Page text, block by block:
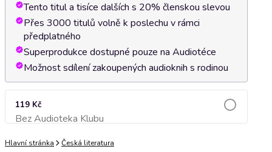
Tento titul a tisíce dalších s 20% členskou slevou
Přes 3000 titulů volně k poslechu v rámci
předplatného
Superprodukce dostupné pouze na Audiotéce
Možnost sdílení zakoupených audioknih s rodinou
119 Kč
Bez Audioteka KlubuPřidat do košíku
Hlavní stránka Česká literatura